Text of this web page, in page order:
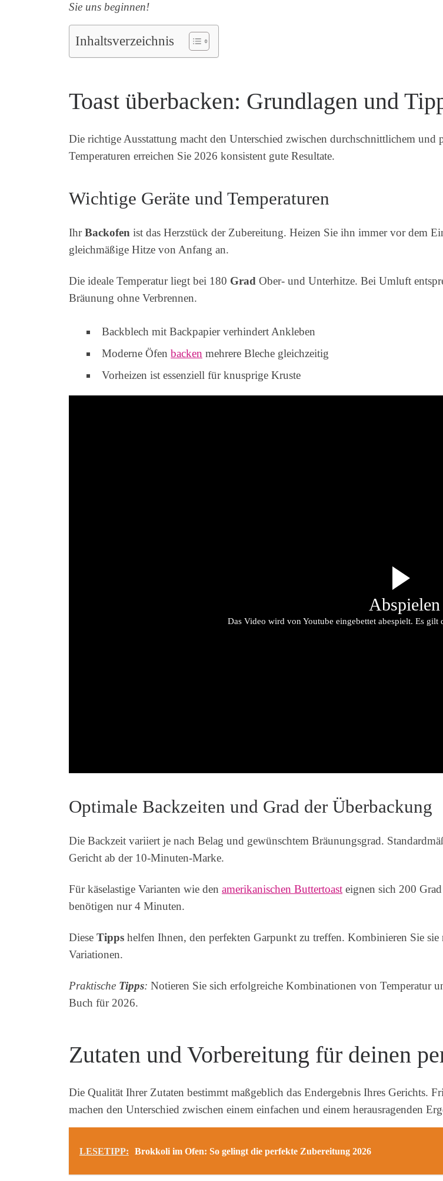
Sie uns beginnen!
Inhaltsverzeichnis
Toast überbacken: Grundlagen und
Die richtige Ausstattung macht den Unterschied zwischen durchschnittlichem
Temperaturen erreichen Sie 2026 konsistent gute Resultate.
Wichtige Geräte und Temperaturen
IhrBackofen ist das Herzstück der Zubereitung. Heizen Sie ihn immer vor dem
gleichmäßige Hitze von Anfang an.
Die ideale Temperatur liegt bei 180 Grad Ober- und Unterhitze. Bei Umluft
Bräunung ohne Verbrennen.
Backblech mit Backpapier verhindert Ankleben
Moderne Öfen backen mehrere Bleche gleichzeitig
Vorheizen ist essenziell für knusprige Kruste
Abspielen
Das Video wird von Youtube eingebettet abespielt. Es gilt
Optimale Backzeiten und Grad der Überbackung
Die Backzeit variiert je nach Belag und gewünschtem Bräunungsgrad.
Gericht ab der 10-Minuten-Marke.
Für käselastige Varianten wie den amerikanischen Buttertoast eignen sich 200
benötigen nur 4 Minuten.
Diese Tipps helfen Ihnen, den perfekten Garpunkt zu treffen. Kombinieren Sie sie
Variationen.
Praktische Tipps: Notieren Sie sich erfolgreiche Kombinationen von Temperatur
Buch für 2026.
Zutaten und Vorbereitung für deinen
Die Qualität Ihrer Zutaten bestimmt maßgeblich das Endergebnis Ihres Gerichts.
machen den Unterschied zwischen einem einfachen und einem herausragenden
LESETIPP: Brokkoli im Ofen: So gelingt die perfekte Zubereitung 2026